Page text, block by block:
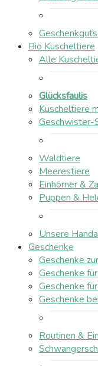
Bio Kuscheltiere
Alle
Glücksfaulis
Kuscheltiere
Geschwister-
Waldtiere
Meerestiere
Einhörner &
Puppen &
Unsere
Geschenke
Geschenke
Geschenke
Geschenke
Geschenke
Routinen &